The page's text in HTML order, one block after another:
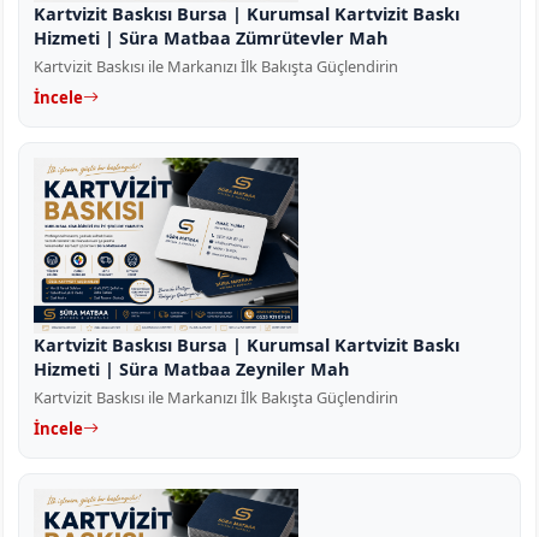
Kartvizit Baskısı Bursa | Kurumsal Kartvizit Baskı
Hizmeti | Süra Matbaa Zümrütevler Mah
Kartvizit Baskısı ile Markanızı İlk Bakışta Güçlendirin
İncele
Kartvizit Baskısı Bursa | Kurumsal Kartvizit Baskı
Hizmeti | Süra Matbaa Zeyniler Mah
Kartvizit Baskısı ile Markanızı İlk Bakışta Güçlendirin
İncele